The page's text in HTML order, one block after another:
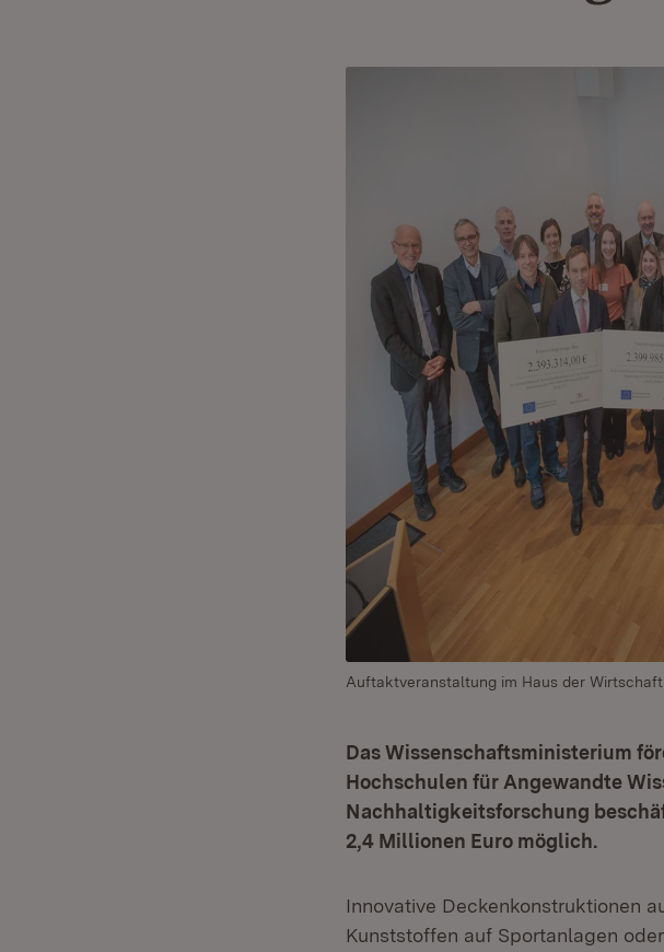
Auftaktveranstaltung im Haus der
Das Wissenschaftsministerium
Hochschulen für Angewandte
Nachhaltigkeitsforschung
2,4 Millionen Euro möglich.
Innovative Deckenkonstruktionen
Kunststoffen auf Sportanlagen